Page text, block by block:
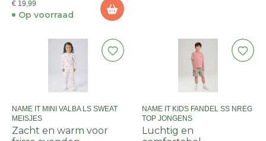
€ 19,99
Op voorraad
NAME IT MINI VALBA LS SWEAT
MEISJES
Zacht en warm voor
NAME IT KIDS FANDEL SS NREG
TOP JONGENS
Luchtig en